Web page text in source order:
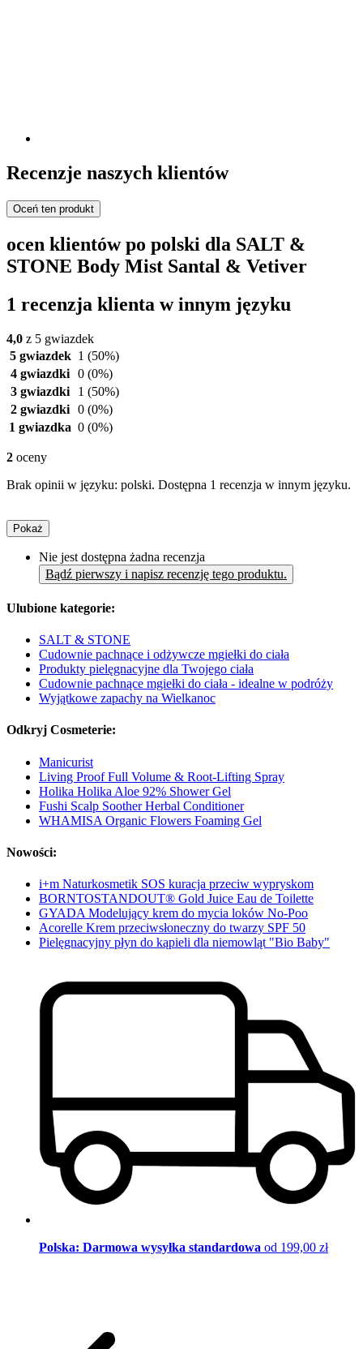
Recenzje naszych klientów
Oceń ten produkt
ocen klientów po polski dla SALT &
STONE Body Mist Santal & Vetiver
1 recenzja klienta w innym języku
4,0 z 5 gwiazdek
5 gwiazdek 1 (50%)
4 gwiazdki 0 (0%)
3 gwiazdki
1 (50%)
2 gwiazdki 0 (0%)
1 gwiazdka 0 (0%)
2 oceny
Brak opinii w języku: polski. Dostępna 1 recenzja w innym języku.
Pokaż
Nie jest dostępna żadna recenzja
Bądź pierwszy i napisz recenzję tego produktu.
Ulubione kategorie:
SALT & STONE
Cudownie pachnące i odżywcze mgiełki do ciała
Produkty pielęgnacyjne dla Twojego ciała
Cudownie pachnące mgiełki do ciała - idealne w podróży
Wyjątkowe zapachy na Wielkanoc
Odkryj Cosmeterie:
Manicurist
Living Proof Full Volume & Root-Lifting Spray
Holika Holika Aloe 92% Shower Gel
Fushi Scalp Soother Herbal Conditioner
WHAMISA Organic Flowers Foaming Gel
Nowości:
i+m Naturkosmetik SOS kuracja przeciw wypryskom
BORNTOSTANDOUT® Gold Juice Eau de Toilette
GYADA Modelujący krem do mycia loków No-Poo
Acorelle Krem przeciwsłoneczny do twarzy SPF 50
Pielęgnacyjny płyn do kąpieli dla niemowląt "Bio Baby"
Polska: Darmowa wysyłka standardowa od 199,00 zł